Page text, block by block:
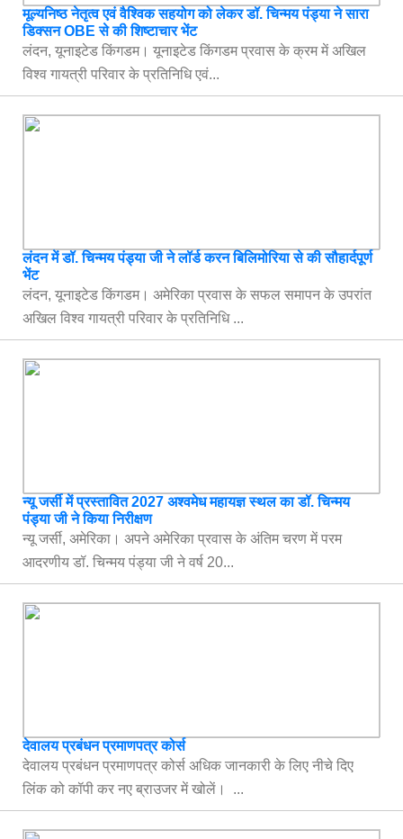
मूल्यनिष्ठ नेतृत्व एवं वैश्विक सहयोग को लेकर डॉ. चिन्मय पंड्या ने सारा
डिक्सन OBE से की शिष्टाचार भेंट
लंदन, यूनाइटेड किंगडम। यूनाइटेड किंगडम प्रवास के क्रम में अखिल
विश्व गायत्री परिवार के प्रतिनिधि एवं...
लंदन में डॉ. चिन्मय पंड्या जी ने लॉर्ड करन बिलिमोरिया से की सौहार्दपूर्ण
भेंट
लंदन, यूनाइटेड किंगडम। अमेरिका प्रवास के सफल समापन के उपरांत
अखिल विश्व गायत्री परिवार के प्रतिनिधि ...
न्यू जर्सी में प्रस्तावित 2027 अश्वमेध महायज्ञ स्थल का डॉ. चिन्मय
पंड्या जी ने किया निरीक्षण
न्यू जर्सी, अमेरिका। अपने अमेरिका प्रवास के अंतिम चरण में परम
आदरणीय डॉ. चिन्मय पंड्या जी ने वर्ष 20...
देवालय प्रबंधन प्रमाणपत्र कोर्स
देवालय प्रबंधन प्रमाणपत्र कोर्स अधिक जानकारी के लिए नीचे दिए
लिंक को कॉपी कर नए ब्राउजर में खोलें। ...